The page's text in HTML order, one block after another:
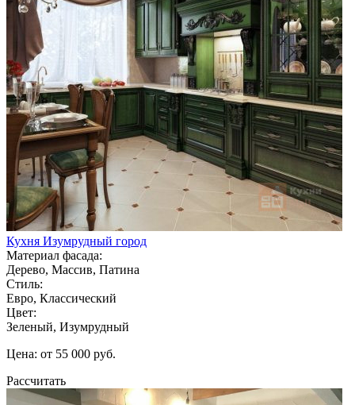
Кухня Изумрудный город
Материал фасада:
Дерево, Массив, Патина
Стиль:
Евро, Классический
Цвет:
Зеленый, Изумрудный
Цена: от 55 000 руб.
Рассчитать